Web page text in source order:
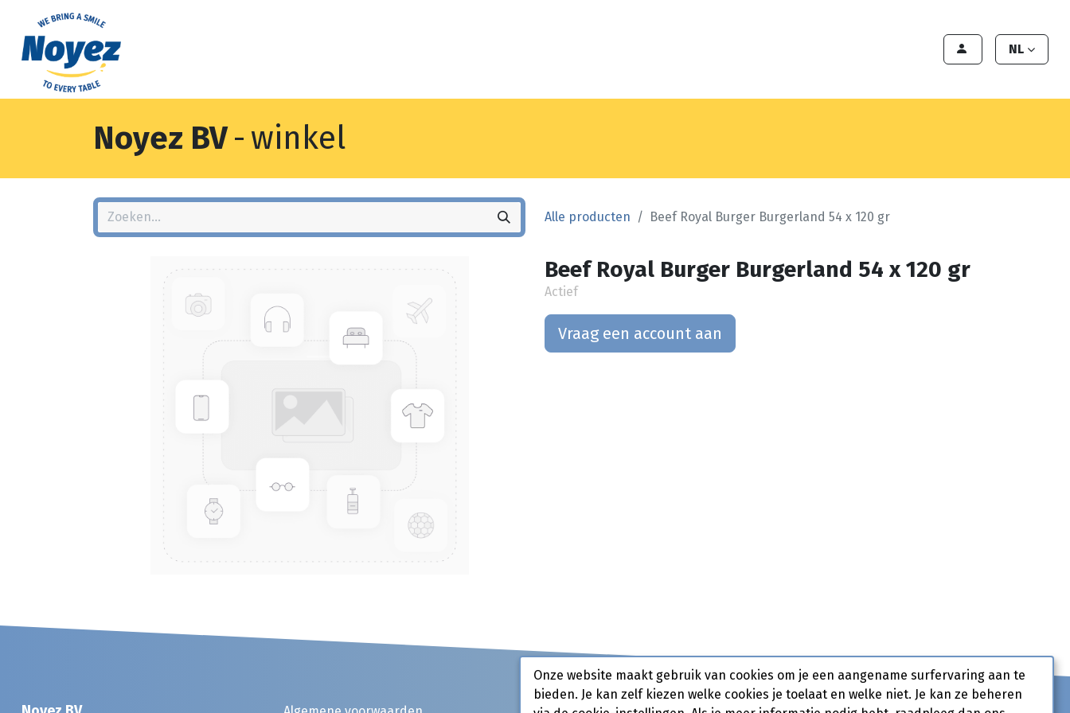
NL
Noyez BV- winkel
Alle producten Beef Royal Burger Burgerland 54 x 120 gr
Beef Royal Burger Burgerland 54 x 120 gr
Actief
Vraag een account aan
Onze website maakt gebruik van cookies om je een aangename surfervaring aan te
bieden. Je kan zelf kiezen welke cookies je toelaat en welke niet. Je kan ze beheren